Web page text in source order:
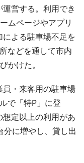
運営する。利用でき
ムページやアプリ
よる駐車場不足を
などを通して市内
かけた。
・来客用の駐車場
で「特P」に登
定以上の利用があ
に増やし、貸し出